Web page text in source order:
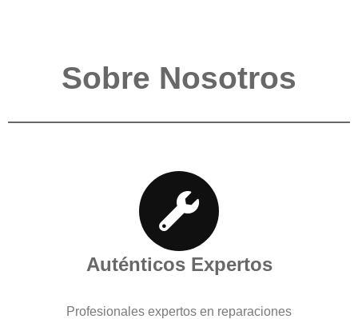
Sobre Nosotros
Auténticos Expertos
Profesionales expertos en reparaciones